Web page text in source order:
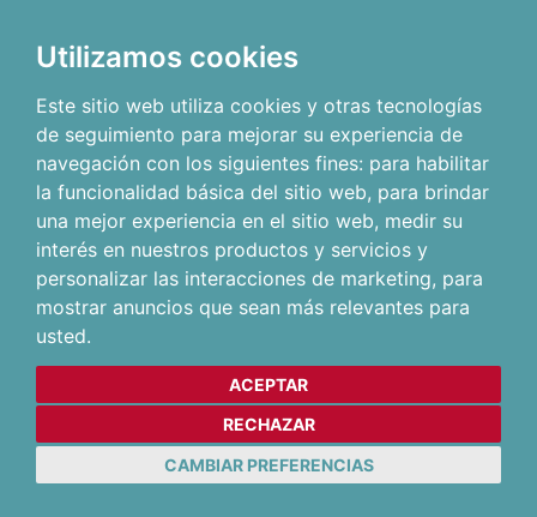
Utilizamos cookies
Este sitio web utiliza cookies y otras tecnologías
de seguimiento para mejorar su experiencia de
navegación con los siguientes fines: para habilitar
la funcionalidad básica del sitio web, para brindar
una mejor experiencia en el sitio web, medir su
interés en nuestros productos y servicios y
personalizar las interacciones de marketing, para
mostrar anuncios que sean más relevantes para
usted.
ACEPTAR
RECHAZAR
CAMBIAR PREFERENCIAS